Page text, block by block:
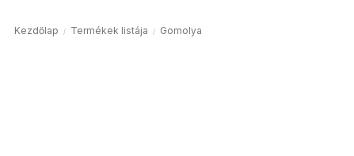
Kezdőlap Termékek listája Gomolya